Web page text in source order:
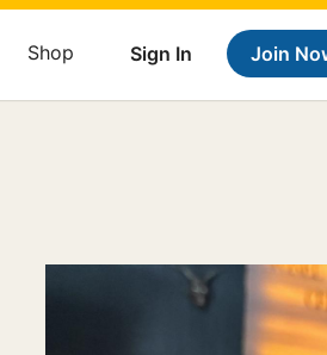
Sign In Join
Shop